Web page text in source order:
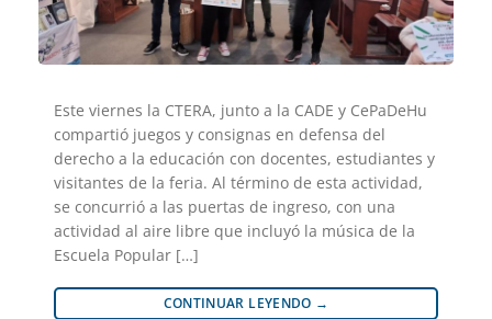
Este viernes la CTERA, junto a la CADE y CePaDeHu
compartió juegos y consignas en defensa del
derecho a la educación con docentes, estudiantes y
visitantes de la feria. Al término de esta actividad,
se concurrió a las puertas de ingreso, con una
actividad al aire libre que incluyó la música de la
Escuela Popular […]
CONTINUAR LEYENDO →